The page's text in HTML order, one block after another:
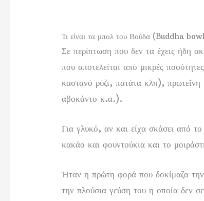
Τι είναι τα μπολ του Βούδα (Buddha
Σε περίπτωση που δεν τα έχεις ήδη
που αποτελείται από μικρές
καστανό ρύζι, πατάτα κλπ),
αβοκάντο κ.α.).
Για γλυκό, αν και είχα σκάσει από
κακάο και φουντούκια και το
Ήταν η πρώτη φορά που δοκίμαζα
την πλούσια γεύση του η οποία δεν